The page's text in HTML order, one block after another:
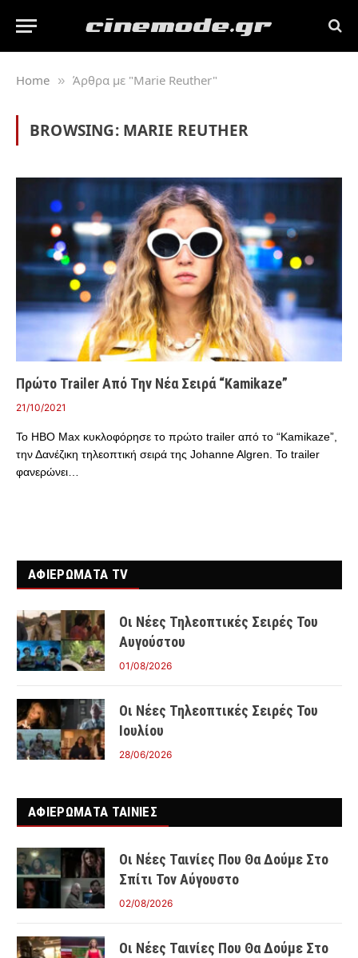
Home » Άρθρα με "Marie Reuther"
BROWSING: MARIE REUTHER
Πρώτο Trailer Από Την Νέα Σειρά “Kamikaze”
21/10/2021
Το HBO Max κυκλοφόρησε το πρώτο trailer από το “Kamikaze”,
την Δανέζικη τηλεοπτική σειρά της Johanne Algren. Το trailer
φανερώνει…
ΑΦΙΕΡΩΜΑΤΑ TV
Οι Νέες Τηλεοπτικές Σειρές Του
Αυγούστου
01/08/2026
Οι Νέες Τηλεοπτικές Σειρές Του
Ιουλίου
28/06/2026
ΑΦΙΕΡΩΜΑΤΑ ΤΑΙΝΊΕΣ
Οι Νέες Ταινίες Που Θα Δούμε Στο
Σπίτι Τον Αύγουστο
02/08/2026
Οι Νέες Ταινίες Που Θα Δούμε Στο